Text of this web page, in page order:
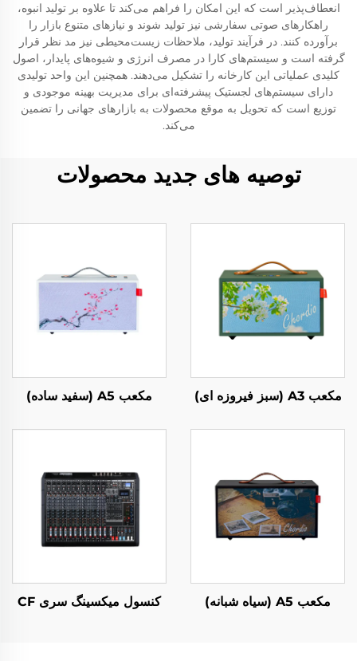
انعطاف‌پذیر است که این امکان را فراهم می‌کند تا علاوه بر تولید انبوه،
راهکارهای صوتی سفارشی نیز تولید شوند و نیازهای متنوع بازار را
برآورده کنند. در فرآیند تولید، ملاحظات زیست‌محیطی نیز مد نظر قرار
گرفته است و سیستم‌های کارا در مصرف انرژی و شیوه‌های پایدار، اصول
کلیدی عملیاتی این کارخانه را تشکیل می‌دهند. همچنین این واحد تولیدی
دارای سیستم‌های لجستیک پیشرفته‌ای برای مدیریت بهینه موجودی و
توزیع است که تحویل به موقع محصولات به بازارهای جهانی را تضمین
می‌کند.
توصیه های جدید محصولات
مکعب A3 (سبز فیروزه ای) مکعب A5 (سفید ساده)
مکعب A5 (سیاه شبانه) کنسول میکسینگ سری CF